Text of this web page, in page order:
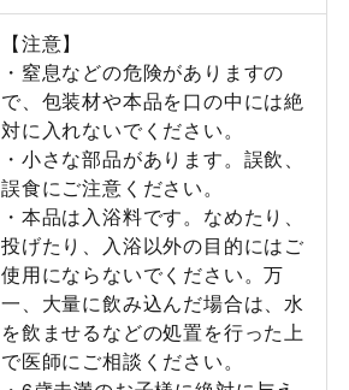
【注意】
・窒息などの危険がありますの
で、包装材や本品を口の中には絶
対に入れないでください。
・小さな部品があります。誤飲、
誤食にご注意ください。
・本品は入浴料です。なめたり、
投げたり、入浴以外の目的にはご
使用にならないでください。万
一、大量に飲み込んだ場合は、水
を飲ませるなどの処置を行った上
で医師にご相談ください。